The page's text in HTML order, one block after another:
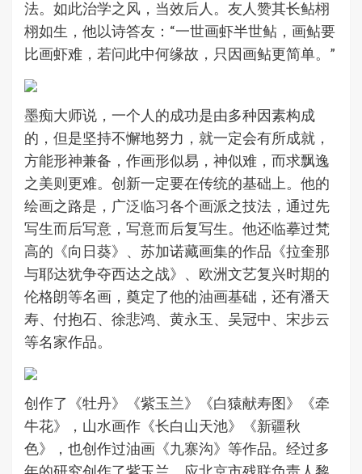
法。如此治学之风，当效后人。友人赞其长鲇栩
栩如生，他以诗答友：“一世画虾半世鲇，画鲇要
比画虾难，若问此中何缘故，只因画鲇更简单。”
墨痴大师说，一个人的成功是由多种因素构成
的，但是坚持不懈地努力，就一定会有所成就，
方能形神兼备，作画形似易，神似难，而求飘逸
之美则更难。创新一定要在传统的基础上。他的
绘画之路是，广泛临习各个画派之技法，通过先
写生而后写意，写意而后复写生。他还临摹过梵
高的《向日葵》、苏加诺藏画集的作品《拉奎那
与耶达犹争夺西达之战》、欧洲文艺复兴时期的
伦格朗等名画，奠定了他的油画基础，还有潘天
寿、付抱石、徐悲鸿、黄永玉、吴冠中、宋步云
等名家作品。
创作了《牡丹》《紫玉兰》《白猿献寿图》《牵
牛花》，山水画作《长白山天池》《新疆秋
色》，也创作过油画《九寨沟》等作品。经过多